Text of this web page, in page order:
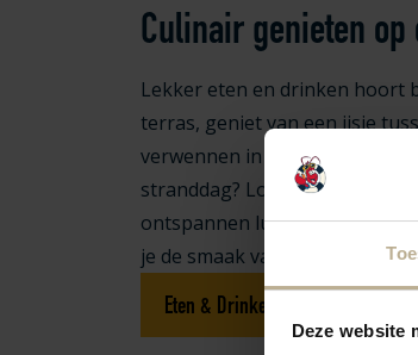
Deze website
Culinair genieten
Lekker eten en drinken hoort
terras, geniet van een ijsje
verwennen in een van onze
stranddag? Loop even naar
ontspannen lunchen tot
je de smaak van vakantie.
Eten & Drinken